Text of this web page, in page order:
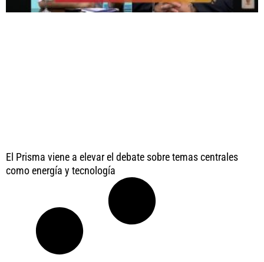
El Prisma viene a elevar el debate sobre temas centrales
como energía y tecnología